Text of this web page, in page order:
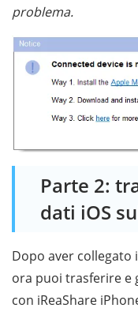
problema.
Parte 2:
dati iOS
Dopo aver collegato
ora puoi trasferire e
con iReaShare